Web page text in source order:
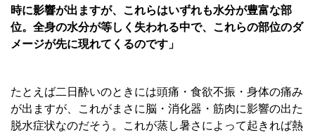
時に影響が出ますが、これらはいずれも水分が豊富な部
位。全身の水分が等しく失われる中で、これらの部位のダ
メージが先に現れてくるのです」
たとえば二日酔いのときには頭痛・食欲不振・身体の痛み
が出ますが、これがまさに脳・消化器・筋肉に影響の出た
脱水症状なのだそう。これが蒸し暑さによって起きれば熱